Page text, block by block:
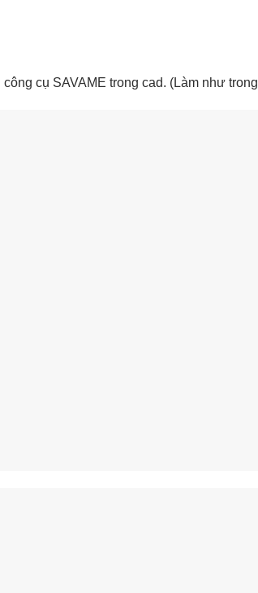
công cụ SAVAME trong cad. (Làm như